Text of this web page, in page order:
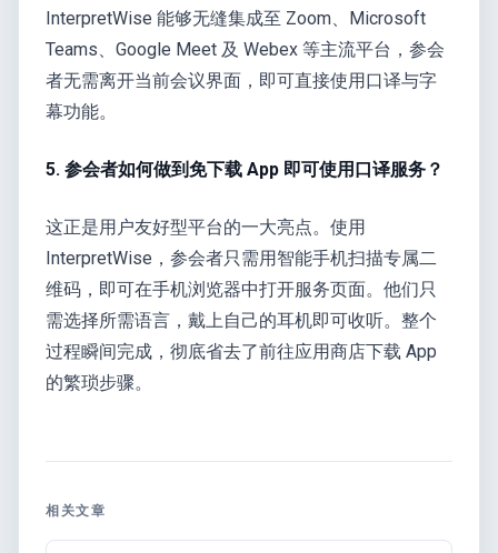
InterpretWise 能够无缝集成至 Zoom、Microsoft
Teams、Google Meet 及 Webex 等主流平台，参会
者无需离开当前会议界面，即可直接使用口译与字
幕功能。
5. 参会者如何做到免下载 App 即可使用口译服务？
这正是用户友好型平台的一大亮点。使用
InterpretWise，参会者只需用智能手机扫描专属二
维码，即可在手机浏览器中打开服务页面。他们只
需选择所需语言，戴上自己的耳机即可收听。整个
过程瞬间完成，彻底省去了前往应用商店下载 App
的繁琐步骤。
相关文章